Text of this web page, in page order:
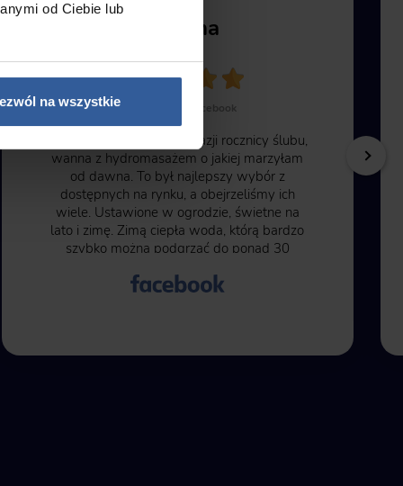
od Ciebie lub
na wszystkie
Karolina
Review from Facebook
Mój prezent od męża z okazji rocznicy ślubu,
wanna z hydromasażem o jakiej marzyłam
od dawna. To był najlepszy wybór z
dostępnych na rynku, a obejrzeliśmy ich
wiele. Ustawione w ogrodzie, świetne na
lato i zimę. Zimą ciepła woda, którą bardzo
szybko można podgrzać do ponad 30